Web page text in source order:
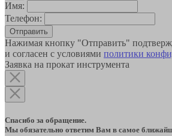
Имя:
Телефон:
Отправить
Нажимая кнопку "Отправить"
и согласен с условиями политики
Заявка на прокат инструмента
Спасибо за обращение.
Мы обязательно ответим Вам в самое